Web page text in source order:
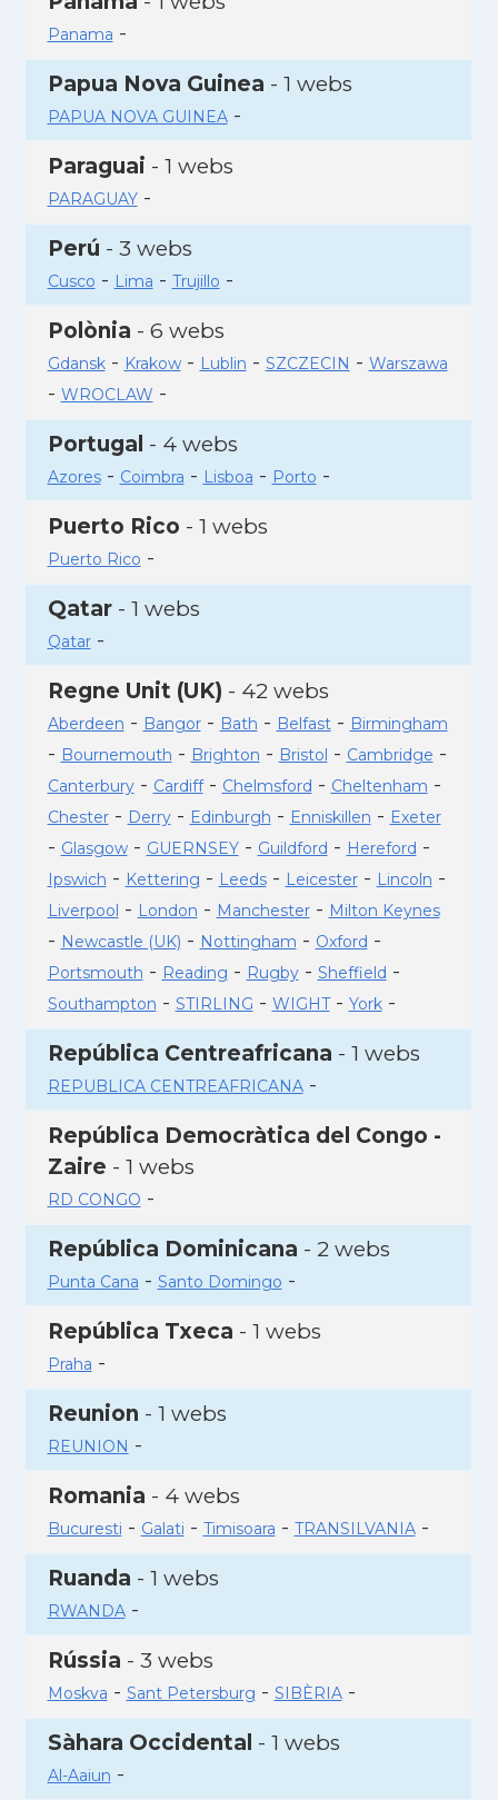
Panama -
Papua Nova Guinea - 1 webs
PAPUA NOVA GUINEA-
Paraguai - 1 webs
PARAGUAY-
Perú - 3 webs
Cusco - Lima - Trujillo -
Polònia - 6 webs
Gdansk- Krakow- Lublin - SZCZECIN - Warszawa
- WROCLAW -
Portugal - 4 webs
Azores- Coimbra - Lisboa - Porto -
Puerto Rico - 1 webs
Puerto Rico -
Qatar- 1 webs
Qatar-
Regne Unit (UK) - 42 webs
Aberdeen - Bangor- Bath - Belfast- Birmingham
- Bournemouth - Brighton - Bristol - Cambridge -
Canterbury- Cardiff- Chelmsford - Cheltenham -
Chester- Derry- Edinburgh - Enniskillen - Exeter
- Glasgow- GUERNSEY- Guildford - Hereford -
Ipswich - Kettering - Leeds- Leicester- Lincoln -
Liverpool - London - Manchester- Milton Keynes
- Newcastle (UK) - Nottingham - Oxford -
Portsmouth - Reading - Rugby- Sheffield -
Southampton - STIRLING - WIGHT- York-
República Centreafricana - 1 webs
REPUBLICA CENTREAFRICANA-
República Democràtica del Congo -
Zaire - 1 webs
RD CONGO -
República Dominicana - 2 webs
Punta Cana - Santo Domingo -
República Txeca - 1 webs
Praha -
Reunion - 1 webs
REUNION -
Romania - 4 webs
Bucuresti - Galati - Timisoara - TRANSILVANIA-
Ruanda - 1 webs
RWANDA-
Rússia - 3 webs
Moskva - Sant Petersburg - SIBÈRIA-
Sàhara Occidental - 1 webs
Al-Aaiun -